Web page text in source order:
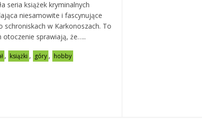
seria książek kryminalnych
niesamowite i fascynujące
schroniskach w Karkonoszach. To
otoczenie sprawiają, że…..
, książki , góry , hobby